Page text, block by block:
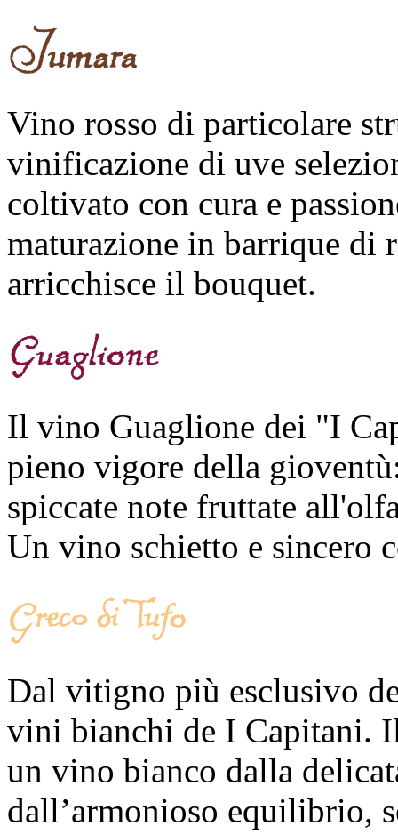
Vino rosso di particolare
vinificazione di uve
coltivato con cura e
maturazione in barrique di
arricchisce il bouquet.
Il vino Guaglione dei "I
pieno vigore della
spiccate note fruttate
Un vino schietto e sincero
Dal vitigno più esclusivo
vini bianchi de I Capitani.
un vino bianco dalla
dall’armonioso equilibrio,